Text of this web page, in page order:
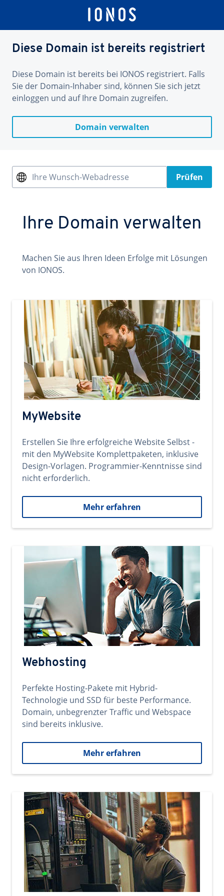
Diese Domain ist bereits registriert
Diese Domain ist bereits bei IONOS registriert. Falls
Sie der Domain-Inhaber sind, können Sie sich jetzt
einloggen und auf Ihre Domain zugreifen.
Domain verwalten
Ihre Wunsch-Webadresse Prüfen
Ihre Domain verwalten
Machen Sie aus Ihren Ideen Erfolge mit Lösungen
von IONOS.
MyWebsite
Erstellen Sie Ihre erfolgreiche Website Selbst -
mit den MyWebsite Komplettpaketen, inklusive
Design-Vorlagen. Programmier-Kenntnisse sind
nicht erforderlich.
Mehr erfahren
Webhosting
Perfekte Hosting-Pakete mit Hybrid-
Technologie und SSD für beste Performance.
Domain, unbegrenzter Traffic und Webspace
sind bereits inklusive.
Mehr erfahren